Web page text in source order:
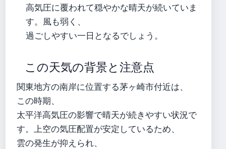
高気圧に覆われて穏やかな晴天が続いていま
す。風も弱く、
過ごしやすい一日となるでしょう。
この天気の背景と注意点
関東地方の南岸に位置する茅ヶ崎市付近は、
この時期、
太平洋高気圧の影響で晴天が続きやすい状況で
す。上空の気圧配置が安定しているため、
雲の発生が抑えられ、